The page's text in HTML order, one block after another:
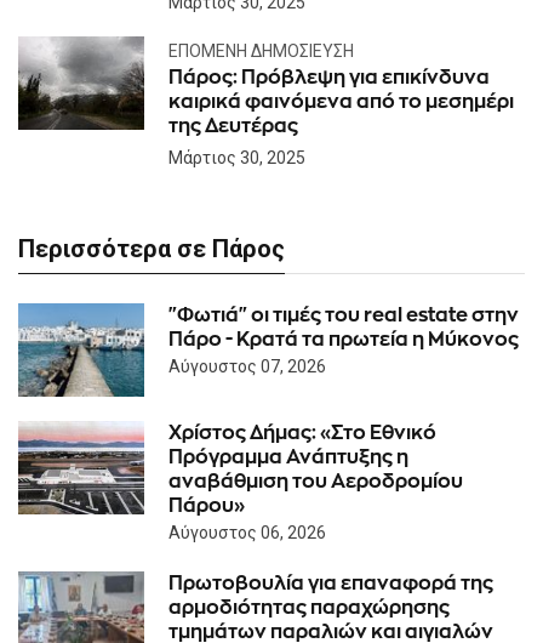
ΕΠΌΜΕΝΗ ΔΗΜΟΣΊΕΥΣΗ
Πάρος: Πρόβλεψη για επικίνδυνα
καιρικά φαινόμενα από το μεσημέρι
της Δευτέρας
Μάρτιος 30, 2025
Περισσότερα σε Πάρος
"Φωτιά" οι τιμές του real estate στην
Πάρο - Κρατά τα πρωτεία η Μύκονος
Αύγουστος 07, 2026
Χρίστος Δήμας: «Στο Εθνικό
Πρόγραμμα Ανάπτυξης η
αναβάθμιση του Αεροδρομίου
Πάρου»
Αύγουστος 06, 2026
Πρωτοβουλία για επαναφορά της
αρμοδιότητας παραχώρησης
τμημάτων παραλιών και αιγιαλών